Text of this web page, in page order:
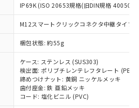
IP69K (ISO 20653規格(旧DIN規格 40050
M12スマートクリックコネクタ中継タイプ
梱包状態: 約55g
ケース: ステンレス (SUS303)
検出面: ポリブチレンテレフタレート (PBT)
締めつけナット: 黄銅 ニッケルメッキ
歯付座金: 鉄 亜鉛メッキ
コード: 塩化ビニル (PVC)
ン制御機器販売店や当社販売拠
販売ネットワーク
」をご確認
況および標準価格結果を当社の
承諾なく第三者に漏洩または開
いようお願いします。
ーツ機能（部品リスト作成サー
をご利用いただくには、I-Web
ーズにご登録されている必要が
が当ウェブサイト上で当社にご
ル類の４物質については閾値を超える意
ことを確認しています。
り替え状況などにより、予定
ことがあります。
使用期限
物質（10物質）のすべてが基
ることを示します。
の使用状況下において有害物
えいし、環境に深刻な影響を
数を意味します。
認です。当社販売部門へお問
さい。
びにこれらの製造装置等に一切
、貴社製品を第三者に販売する
、上記1、2および3の内容を当
者に通知します。また当社は、
および販売に係わる関係者が違
出するおそれがある場合は、取
をいたしません。
ては、お客様のお取引先、ま
はお客様担当のオムロン制御
器販売店・当社販売員にご確
ください)
注生産機種、また在庫状況の
報を公開していない機種